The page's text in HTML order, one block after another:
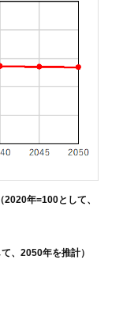
2020年=100として、
、2050年を推計）